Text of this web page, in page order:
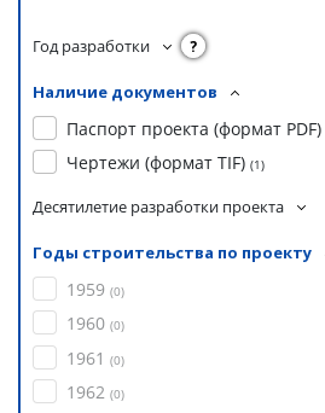
Год разработки ?
Наличие документов
Паспорт проекта (формат PDF)
Чертежи (формат TIF) (1)
Десятилетие разработки проекта
Годы строительства по проекту
1959 (0)
1960 (0)
1961 (0)
1962 (0)